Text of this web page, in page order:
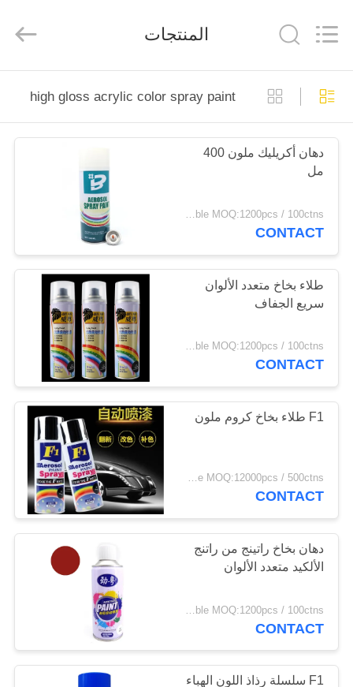
الصفحة
الرئيسية
منتجات
معلومات
جولة
المعمل
مراقبة
الجودة
اتصل
اطلب
اقتباس
خريطة
الموقع
Chemical
Co.,
Rights
المنتجات
high gloss acrylic color spray paint
دهان أكريليك ملون 400
مل
negotiable MOQ:1200pcs / 100ctns لكل لون
CONTACT
طلاء بخاخ متعدد الألوان
سريع الجفاف
negotiable MOQ:1200pcs / 100ctns لكل لون
CONTACT
F1 طلاء بخاخ كروم ملون
FOB Hongkong USD0.39-USD0.59 per piece MOQ:12000pcs / 500ctns
CONTACT
دهان بخاخ راتينج من راتنج
الألكيد متعدد الألوان
CONTACT
F1 سلسلة رذاذ اللون الهباء